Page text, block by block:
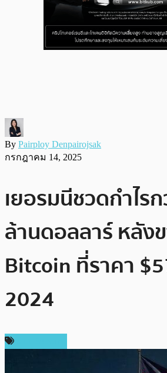
By Pairploy Denpairojsak
กรกฎาคม 14, 2025
เยอรมนีชวดกำไร
ล้านดอลลาร์ หลัง
Bitcoin ที่ราคา
2024